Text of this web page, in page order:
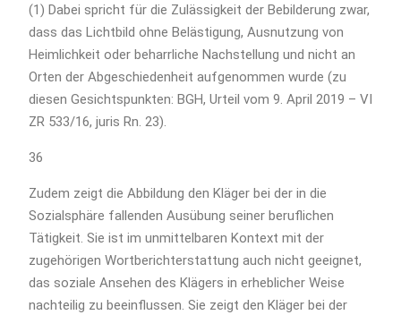
(1) Dabei spricht für die Zulässigkeit der Bebilderung zwar,
dass das Lichtbild ohne Belästigung, Ausnutzung von
Heimlichkeit oder beharrliche Nachstellung und nicht an
Orten der Abgeschiedenheit aufgenommen wurde (zu
diesen Gesichtspunkten: BGH, Urteil vom 9. April 2019 – VI
ZR 533/16, juris Rn. 23).
36
Zudem zeigt die Abbildung den Kläger bei der in die
Sozialsphäre fallenden Ausübung seiner beruflichen
Tätigkeit. Sie ist im unmittelbaren Kontext mit der
zugehörigen Wortberichterstattung auch nicht geeignet,
das soziale Ansehen des Klägers in erheblicher Weise
nachteilig zu beeinflussen. Sie zeigt den Kläger bei der